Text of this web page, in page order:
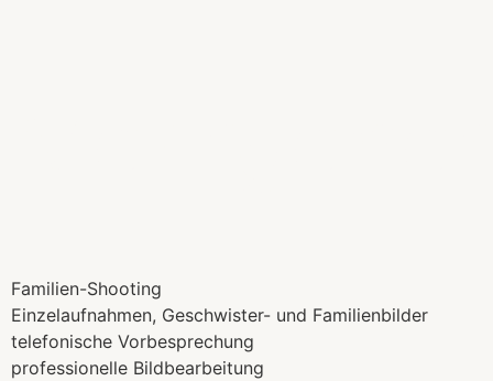
Familien-Shooting
Einzelaufnahmen, Geschwister- und Familienbilder
telefonische Vorbesprechung
professionelle Bildbearbeitung